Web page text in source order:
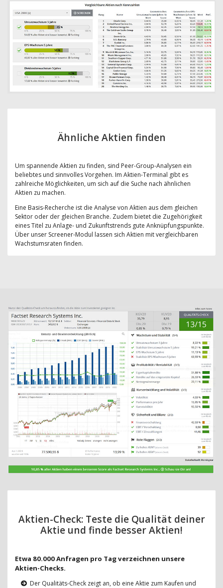
Ähnliche Aktien finden
Um spannende Aktien zu finden, sind Peer-Group-Analysen ein
beliebtes und sinnvolles Vorgehen. Im Aktien-Terminal gibt es
zahlreiche Möglichkeiten, um sich auf die Suche nach ähnlichen
Aktien zu machen.
Eine Basis-Recherche ist die Analyse von Aktien aus dem gleichen
Sektor oder der gleichen Branche. Zudem bietet die Zugehörigkeit
eines Titel zu Anlage- und Zukunftstrends gute Anknüpfungspunkte.
Über unser Screener-Modul lassen sich Aktien mit vergleichbaren
Wachstumsraten finden.
Aktien-Check: Teste die Qualität deiner
Aktie und finde besser Aktien!
Etwa 80.000 Anfragen pro Tag verzeichnen unsere
Aktien-Checks.
Der Qualitäts-Check zeigt an, ob eine Aktie zum Kaufen und